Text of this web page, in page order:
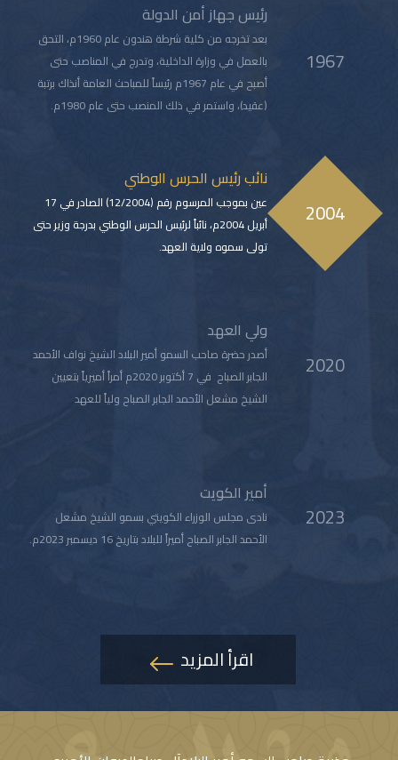
1967
رئيس جهاز أمن الدولة
بعد تخرجه من كلية شرطة هندون عام 1960م، التحق
بالعمل في وزارة الداخلية، وتدرج في المناصب حتى
أصبح في عام 1967م رئيساً للمباحث العامة أنذاك برتبة
(عقيد)، واستمر في ذلك المنصب حتى عام 1980م.
2004
نائب رئيس الحرس الوطني
عين بموجب المرسوم رقم (12/2004) الصادر في 17
أبريل 2004م، نائباً لرئيس الحرس الوطني بدرجة وزير حتى
تولى سموه ولاية العهد.
2020
ولي العهد
أصدر حضرة صاحب السمو أمير البلاد الشيخ نواف الأحمد
الجابر الصباح في 7 أكتوبر 2020م أمراً أميرياً بتعيين
الشيخ مشعل الأحمد الجابر الصباح ولياً للعهد
2023
أمير الكويت
نادى مجلس الوزراء الكويتي بسمو الشيخ مشعل
الأحمد الجابر الصباح أميراً للبلاد بتاريخ 16 ديسمبر 2023م.
اقرأ المزيد